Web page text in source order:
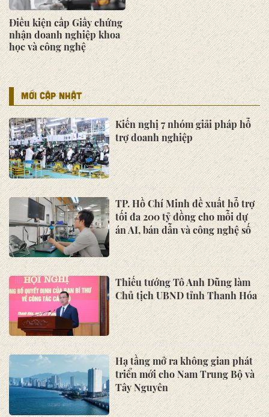
Điều kiện cấp Giấy chứng
nhận doanh nghiệp khoa
học và công nghệ
MỚI CẬP NHẬT
Kiến nghị 7 nhóm giải pháp hỗ
trợ doanh nghiệp
TP. Hồ Chí Minh đề xuất hỗ trợ
tối đa 200 tỷ đồng cho mỗi dự
án AI, bán dẫn và công nghệ số
Thiếu tướng Tô Anh Dũng làm
Chủ tịch UBND tỉnh Thanh Hóa
Hạ tầng mở ra không gian phát
triển mới cho Nam Trung Bộ và
Tây Nguyên